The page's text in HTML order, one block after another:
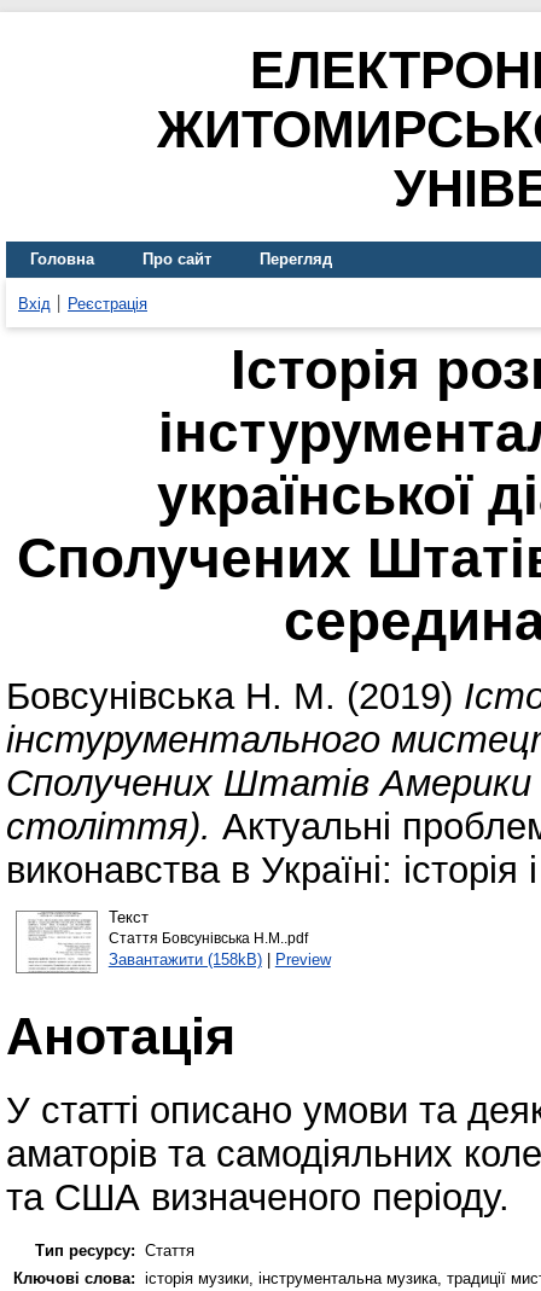
Головна Про сайт Перегляд
Вхід Реєстрація
Історія
української
Сполучених
Бовсунівська Н. М. (2019)
інстурументального
Сполучених Штатів Америки
століття). Актуальні
виконавства в Україні:
Текст
Стаття Бовсунівська Н.М..pdf
Завантажити (158kB)| Preview
Анотація
У статті описано умови та
аматорів та самодіяльних
та США визначеного періоду.
Тип ресурсу: Стаття
Ключові слова: історія музики, інструментальна музика, традиції